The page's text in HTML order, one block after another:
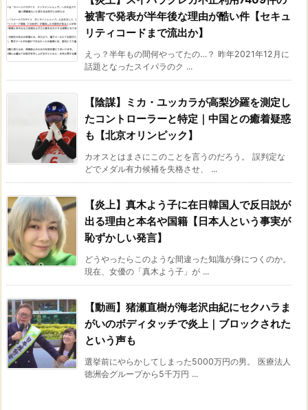
被害で発表が半年後な理由が酷い件【セキュ
リティコードまで流出か】
えっ？半年もの間何やってたの…？ 昨年2021年12月に
話題となったスイパラのク ...
【陰謀】ミカ・ユッカラが高梨沙羅を測定し
たコントローラーと特定｜中国との癒着疑惑
も【北京オリンピック】
カオスとはまさにこのことを言うのだろう。 誤判定な
どでメダル有力候補を失格させ、 ...
【炎上】真木よう子に在日韓国人で反日説が
出る理由と本名や国籍【日本人という事実が
恥ずかしい発言】
どうやったらこのような間違った知識が身につくのか。
現在、女優の「真木よう子」が ...
【動画】猪瀬直樹が海老沢由紀にセクハラま
がいのボディタッチで炎上｜ブロックされた
という声も
選挙前にやらかしてしまった5000万円の男。 医療法人
徳洲会グループから5千万円 ...